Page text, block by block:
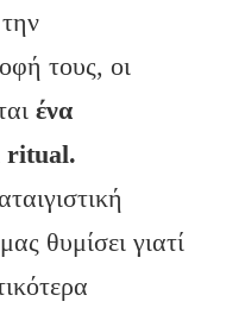
τους, οι
ένα
ritual.
θυμίσει γιατί